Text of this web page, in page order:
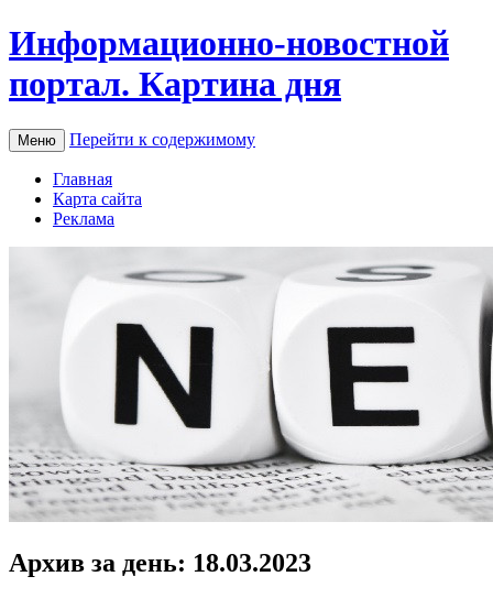
Информационно-новостной
портал. Картина дня
Меню Перейти к содержимому
Главная
Карта сайта
Реклама
Архив за день: 18.03.2023